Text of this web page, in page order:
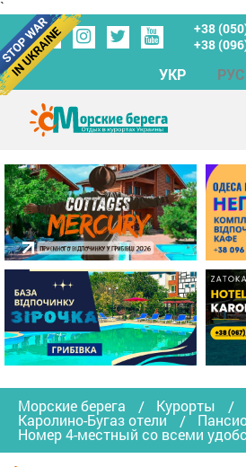
`
+38
+38
УКР РУС
Морские берега Курорты
Каролино-Бугаз отели
Номер 4-местный со всеми